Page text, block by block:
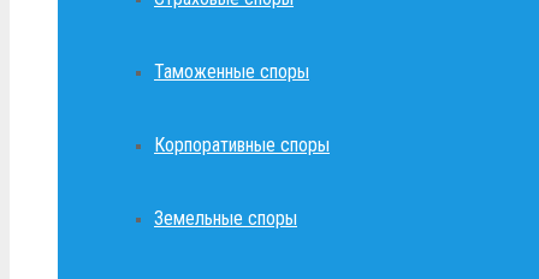
Таможенные споры
Корпоративные споры
Земельные споры